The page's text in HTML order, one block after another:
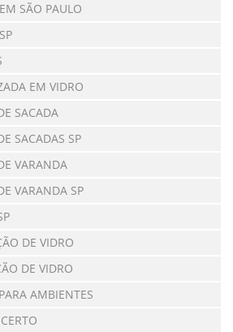
SÃO PAULO
EM VIDRO
SACADA
SACADAS SP
VARANDA
VARANDA SP
DE VIDRO
DE VIDRO
AMBIENTES